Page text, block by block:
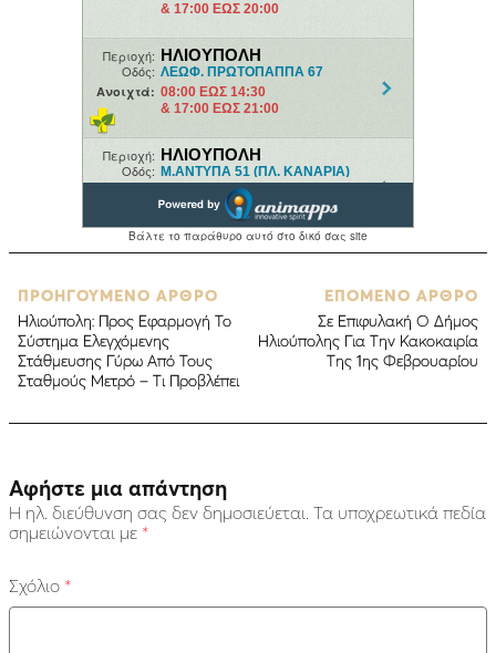
ΠΡΟΗΓΟΥΜΕΝΟ ΑΡΘΡΟ
Ηλιούπολη: Προς Εφαρμογή Το
Σύστημα Ελεγχόμενης
Στάθμευσης Γύρω Από Τους
Σταθμούς Μετρό – Τι Προβλέπει
ΕΠΟΜΕΝΟ ΑΡΘΡΟ
Σε Επιφυλακή Ο Δήμος
Ηλιούπολης Για Την Κακοκαιρία
Της 1ης Φεβρουαρίου
Αφήστε μια απάντηση
Η ηλ. διεύθυνση σας δεν δημοσιεύεται. Τα υποχρεωτικά πεδία
σημειώνονται με *
Σχόλιο *